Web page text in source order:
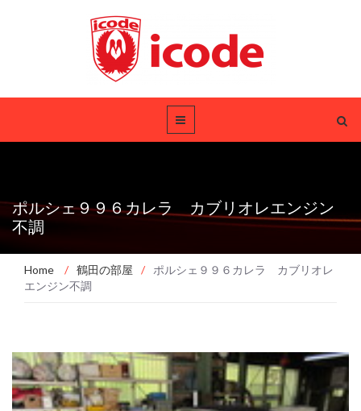
ポルシェ９９６カレラ カブリオレエンジン
不調
Home / 鶴田の部屋 /
ポルシェ９９６カレラ カブリオレ
エンジン不調